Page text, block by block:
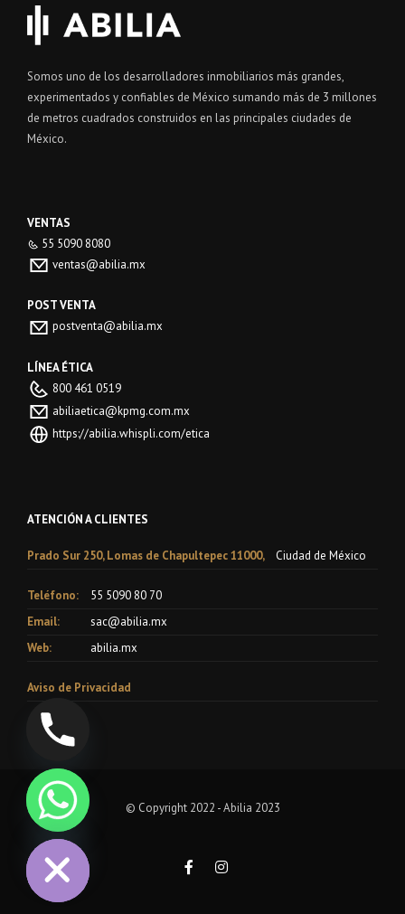
Somos uno de los desarrolladores inmobiliarios más grandes,
experimentados y confiables de México sumando más de 3 millones
de metros cuadrados construidos en las principales ciudades de
México.
VENTAS
55 5090 8080
ventas@abilia.mx
POST VENTA
postventa@abilia.mx
LÍNEA ÉTICA
800 461 0519
abiliaetica@kpmg.com.mx
https://abilia.whispli.com/etica
ATENCIÓN A CLIENTES
Prado Sur 250, Lomas de Chapultepec 11000, Ciudad de México
Teléfono:
55 5090 80 70
Email:
sac@abilia.mx
Web:
abilia.mx
Aviso de Privacidad
© Copyright 2022 - Abilia 2023
Hide
chaty